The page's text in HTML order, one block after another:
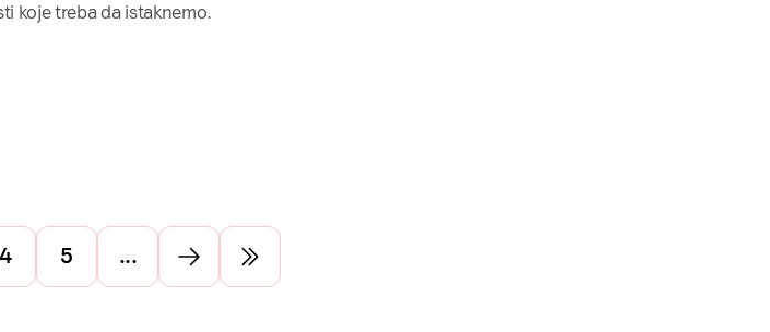
koje treba da istaknemo.
stranu
4 5 ... Idi na sledeću stranu
Idi na poslednju stranu